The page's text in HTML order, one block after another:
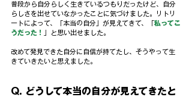
普段から自分らしく生きているつもりだったけど、自分
らしさを出せていなかったことに気づけました。リトリ
ートによって、「本当の自分」が見えてきて、「私ってこ
うだった！
」と思い出せました。
改めて発見できた自分に自信が持てたし、そうやって生
きていきたいと思えました。
Q. どうして本当の自分が見えてきたと